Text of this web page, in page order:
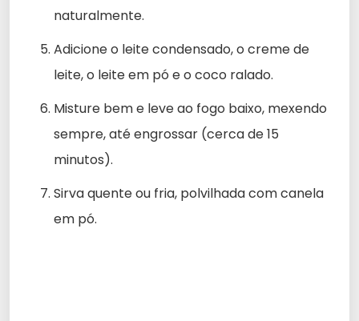
naturalmente.
Adicione o leite condensado, o creme de
leite, o leite em pó e o coco ralado.
Misture bem e leve ao fogo baixo, mexendo
sempre, até engrossar (cerca de 15
minutos).
Sirva quente ou fria, polvilhada com canela
em pó.